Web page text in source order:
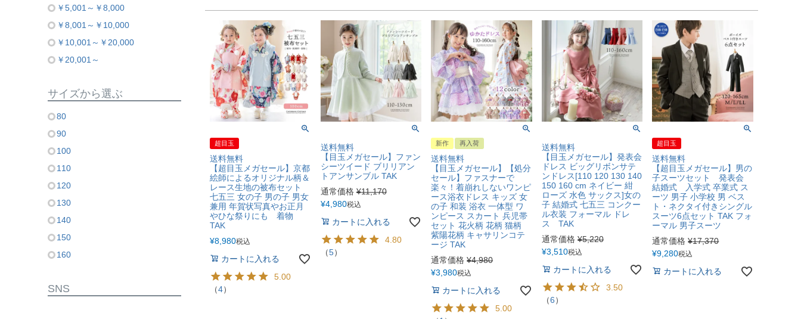
￥5,001～￥8,000
￥8,001～￥10,000
￥10,001～￥20,000
￥20,001～
サイズから選ぶ
80
90
100
110
120
130
140
150
160
SNS
超目玉
送料無料
【超目玉メガセール】京都
絵師によるオリジナル柄＆
レース生地の被布セット
七五三 女の子 男の子 男女
兼用 年賀状写真やお正月
やひな祭りにも 着物
TAK
¥8,980税込
カートに入れる
5.00
（4）
送料無料
【目玉メガセール】ファン
シーツイード ブリリアン
トアンサンブル TAK
通常価格 ¥11,170
¥4,980税込
カートに入れる
4.80
（5）
新作 再入荷
送料無料
【目玉メガセール】【処分
セール】ファスナーで
楽々！着崩れしないワンピ
ース浴衣ドレス キッズ 女
の子 和装 浴衣 一体型 ワ
ンピース スカート 兵児帯
セット 花火柄 花柄 猫柄
紫陽花柄 キャサリンコテ
ージ TAK
通常価格 ¥4,980
¥3,980税込
カートに入れる
5.00
送料無料
【目玉メガセール】発表会
ドレス ビッグリボンサテ
ンドレス[110 120 130 140
150 160 cm ネイビー 紺
ローズ 水色 サックス]女の
子 結婚式 七五三 コンクー
ル衣装 フォーマル ドレ
ス TAK
通常価格 ¥5,220
¥3,510税込
カートに入れる
3.50
（6）
超目玉
送料無料
【超目玉メガセール】男の
子スーツセット 発表会
結婚式 入学式 卒業式 ス
ーツ 男子 小学校 男 ベス
ト・ネクタイ付きシングル
スーツ6点セット TAK フォ
ーマル 男子スーツ
通常価格 ¥17,370
¥9,280税込
カートに入れる